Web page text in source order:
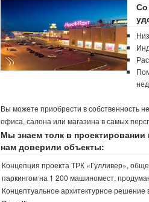
Со
Вы можете приобрести в собственность
офиса, салона или магазина в самых
Мы знаем толк в проектировании
нам доверили объекты:
Концепция проекта ТРК «Гулливер»,
паркингом на 1 200 машиномест,
Концептуальное архитектурное